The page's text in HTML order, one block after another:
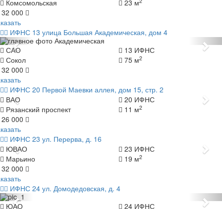
Комсомольская
23 м
32 000
ИФНС 13 улица Большая Академическая, дом 4
Назад
САО
13 ИФНС
Сокол
75 м2
32 000
ИФНС 20 Первой Маевки аллея, дом 15, стр. 2
Назад
ВАО
20 ИФНС
Рязанский проспект
11 м2
26 000
ИФНС 23 ул. Перерва, д. 16
Назад
ЮВАО
23 ИФНС
Марьино
19 м2
32 000
ИФНС 24 ул. Домодедовская, д. 4
Назад
ЮАО
24 ИФНС